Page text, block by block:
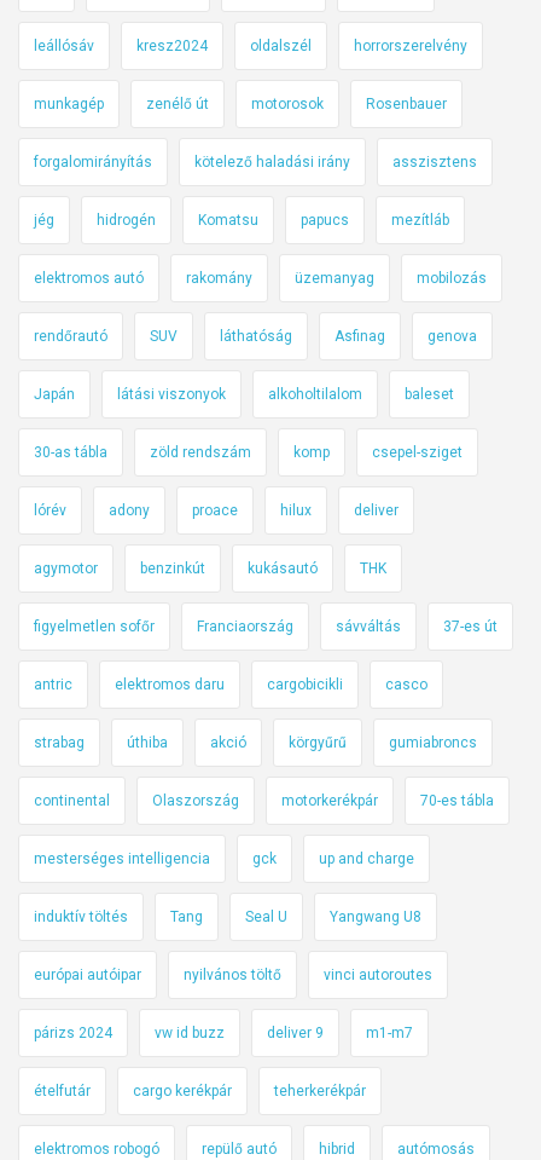
leállósáv kresz2024 oldalszél horrorszerelvény
munkagép zenélő út motorosok Rosenbauer
forgalomirányítás kötelező haladási irány asszisztens
jég hidrogén Komatsu papucs mezítláb
elektromos autó rakomány üzemanyag mobilozás
rendőrautó SUV láthatóság Asfinag genova
Japán látási viszonyok alkoholtilalom baleset
30-as tábla zöld rendszám komp csepel-sziget
lórév adony proace hilux deliver
agymotor benzinkút kukásautó THK
figyelmetlen sofőr Franciaország sávváltás 37-es út
antric elektromos daru cargobicikli casco
strabag úthiba akció körgyűrű gumiabroncs
continental Olaszország motorkerékpár 70-es tábla
mesterséges intelligencia gck up and charge
induktív töltés Tang Seal U Yangwang U8
európai autóipar nyilvános töltő vinci autoroutes
párizs 2024 vw id buzz deliver 9 m1-m7
ételfutár cargo kerékpár teherkerékpár
elektromos robogó repülő autó hibrid autómosás